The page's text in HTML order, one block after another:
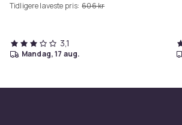
Tidligere laveste pris: 606 kr
3,1
mandag, 17 aug.